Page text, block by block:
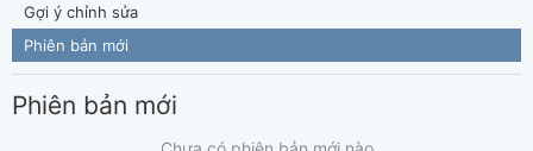
Khóa học
Tắt quảng cáo
Gợi ý chỉnh sửa
Phiên bản mới
Phiên bản mới